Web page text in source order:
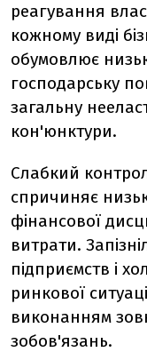
реагування
кожному виді
обумовлює
господарську
загальну
кон'юнктури.
Слабкий
спричиняє
фінансової
витрати.
підприємств і
ринкової
виконанням
зобов'язань.